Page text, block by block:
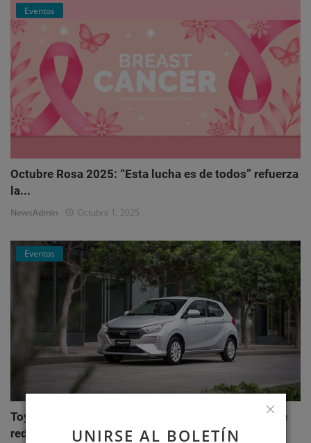
UNIRSE AL BOLETÍN
Eventos
Octubre Rosa 2025: “Esta lucha es de todos” refuerza
la...
NewsAdmin Octubre 1, 2025
Eventos
Toyota AGYA: el nuevo hatchback de Toyotoshi que
redefi...